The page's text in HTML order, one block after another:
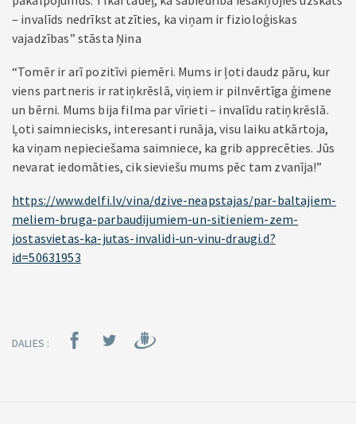
– invalīds nedrīkst atzīties, ka viņam ir fizioloģiskas
vajadzības” stāsta Ņina
“Tomēr ir arī pozitīvi piemēri. Mums ir ļoti daudz pāru, kur
viens partneris ir ratiņkrēslā, viņiem ir pilnvērtīga ģimene
un bērni. Mums bija filma par vīrieti – invalīdu ratiņkrēslā.
Ļoti saimniecisks, interesanti runāja, visu laiku atkārtoja,
ka viņam nepieciešama saimniece, ka grib apprecēties. Jūs
nevarat iedomāties, cik sieviešu mums pēc tam zvanīja!”
https://www.delfi.lv/vina/dzive-neapstajas/par-baltajiem-
meliem-bruga-parbaudijumiem-un-sitieniem-zem-
jostasvietas-ka-jutas-invalidi-un-vinu-draugi.d?
id=50631953
DALIES :